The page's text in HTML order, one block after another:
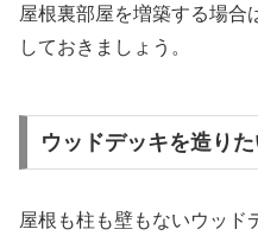
屋根裏部屋を増築する場合
しておきましょう。
ウッドデッキを造り
屋根も柱も壁もないウッド